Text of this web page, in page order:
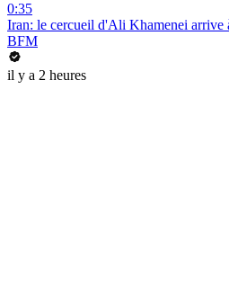
0:35
Iran: le cercueil d'Ali Khamenei arrive
BFM
il y a 2 heures